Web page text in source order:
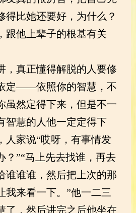
得比她还要好，为什么？
跟他上辈子的根基有关
，真正懂得解脱的人要修
定——依照你的智慧，不
虽然定得下来，但是不一
智慧的人他一定定得下
人家说“哎呀，有事情发
？”“马上先去找谁，再去
谁谁谁，然后把上次的那
我来看一下。”他一二三
了，然后讲完之后他坐在